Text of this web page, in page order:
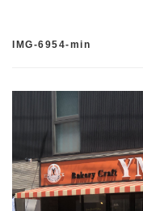
IMG-6954-min